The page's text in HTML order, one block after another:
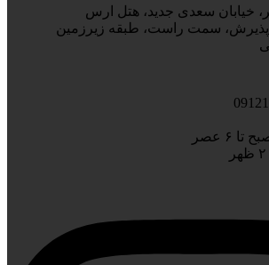
خیابان سعدی جدید، هتل ارس
پذیرش، سمت راست، طبقه زیرزمین